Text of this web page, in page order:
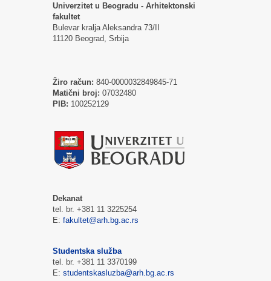
Univerzitet u Beogradu - Arhitektonski
fakultet
Bulevar kralja Aleksandra 73/II
11120 Beograd, Srbija
Žiro račun: 840-0000032849845-71
Matični broj: 07032480
PIB: 100252129
Dekanat
tel. br. +381 11 3225254
E: fakultet@arh.bg.ac.rs
Studentska služba
tel. br. +381 11 3370199
E: studentskasluzba@arh.bg.ac.rs